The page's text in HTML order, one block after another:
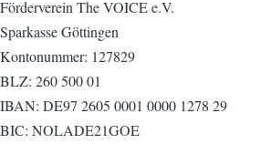
Förderverein The VOICE e.V.
Sparkasse Göttingen
Kontonummer: 127829
BLZ: 260 500 01
IBAN: DE97 2605 0001 0000 1278 29
BIC: NOLADE21GOE